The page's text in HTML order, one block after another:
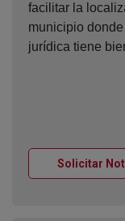
facilitar la
municipio
jurídica tiene
Solicitar